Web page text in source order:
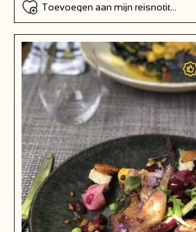
Toevoegen aan mijn reisnotitieboek